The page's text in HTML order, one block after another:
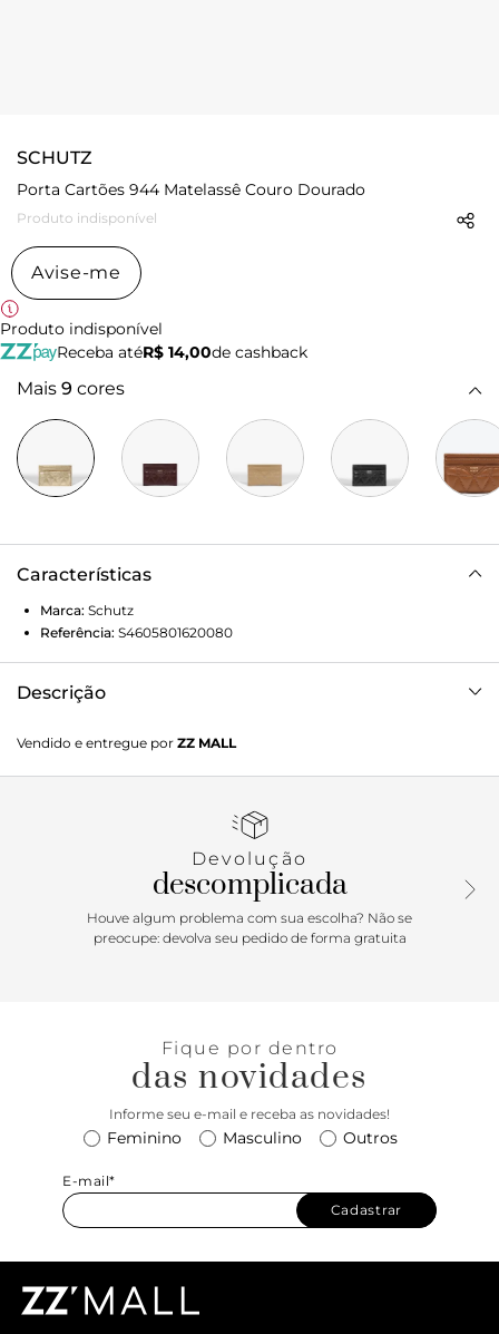
SCHUTZ
Porta Cartões 944 Matelassê Couro Dourado
Produto indisponível
Avise-me
Produto indisponível
Receba atéR$ 14,00de cashback
Mais 9 cores
Características
Marca: Schutz
Referência: S4605801620080
Descrição
construção matelassê da família 944 (hit da Schutz!), esta
carteira é perfeita por reunir tudo o que você precisa em
dinheiro e cartões. Sofisticada e cheia de estilo, ela é a
boa dose de personalidade e elegância!
Vendido e entregue por ZZ MALL
Devolução
descomplicada
Houve algum problema com sua escolha? Não se
preocupe: devolva seu pedido de forma gratuita
Fique por dentro
das novidades
Informe seu e-mail e receba as novidades!
Feminino Masculino Outros
E-mail*
Cadastrar